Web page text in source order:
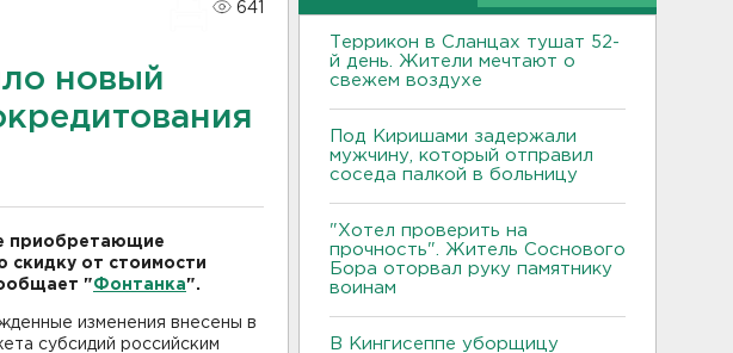
641
новый
приобретающие
скидку от стоимости
"Фонтанка".
изменения внесены в
субсидий российским
Террикон в Сланцах тушат 52-
й день. Жители мечтают о
свежем воздухе
Под Киришами задержали
мужчину, который отправил
соседа палкой в больницу
"Хотел проверить на
прочность". Житель Соснового
Бора оторвал руку памятнику
воинам
В Кингисеппе уборщицу